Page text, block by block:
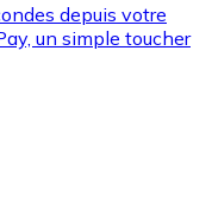
depuis votre
un simple toucher